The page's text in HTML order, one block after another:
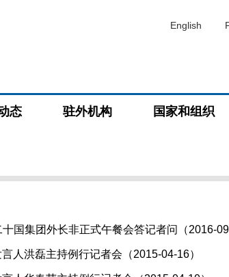
English
态 驻外机构 国家和组织
国集团外长非正式午餐会答记者问（2016-
人洪磊主持例行记者会（2015-04-16）